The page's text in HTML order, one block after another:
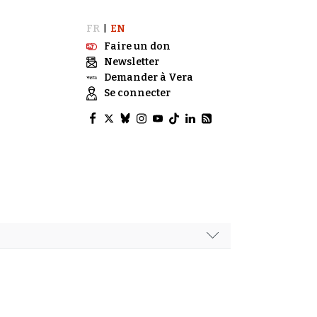
FR
EN
Faire un don
Newsletter
Demander à Vera
Se connecter